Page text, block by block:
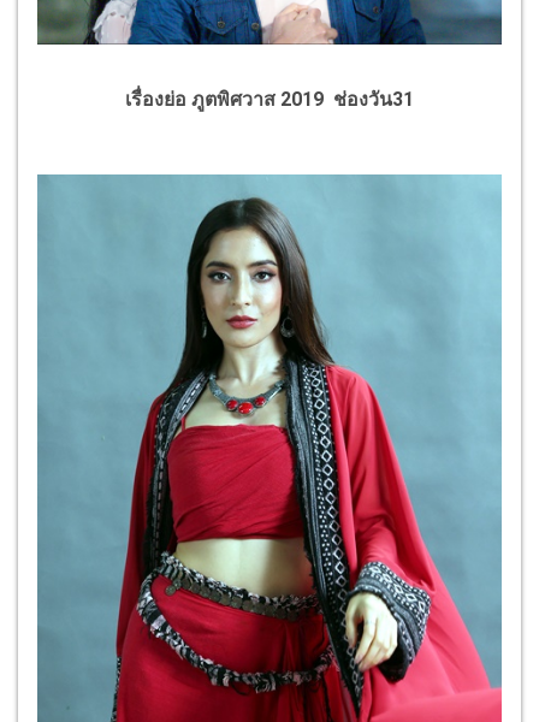
เรื่องย่อ ภูตพิศวาส 2019 ช่องวัน31